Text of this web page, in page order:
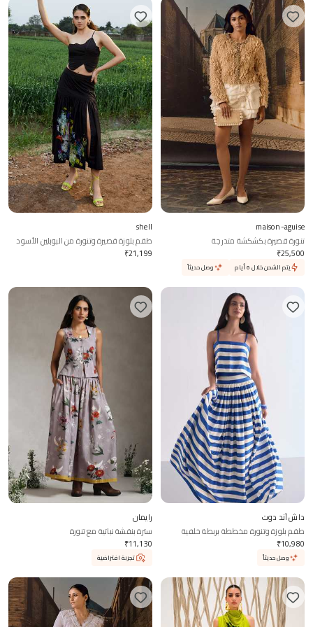
maison-aguise
تنورة قصيرة بكشكشة متدرجة
₹25,500
يتم الشحن خلال 6 أيام وصل حديثاً
shell
طقم بلوزة قصيرة وتنورة من البوبلين الأسود
₹21,199
داش آند دوت
طقم بلوزة وتنورة مخططة بربطة خلفية
₹10,980
وصل حديثاً
رايمان
سترة بنقشة نباتية مع تنورة
₹11,130
تجربة افتراضية